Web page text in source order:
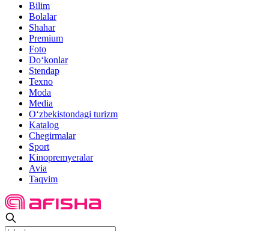
Bilim
Bolalar
Shahar
Premium
Foto
Do‘konlar
Stendap
Texno
Moda
Media
O‘zbekistondagi turizm
Katalog
Chegirmalar
Sport
Kinopremyeralar
Avia
Taqvim